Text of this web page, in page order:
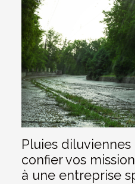
Pluies diluviennes
confier vos
à une entreprise